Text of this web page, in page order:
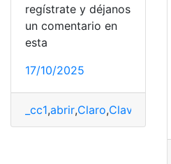
regístrate y déjanos
un comentario en
esta
17/10/2025
_cc1,abrir,Claro,Claves